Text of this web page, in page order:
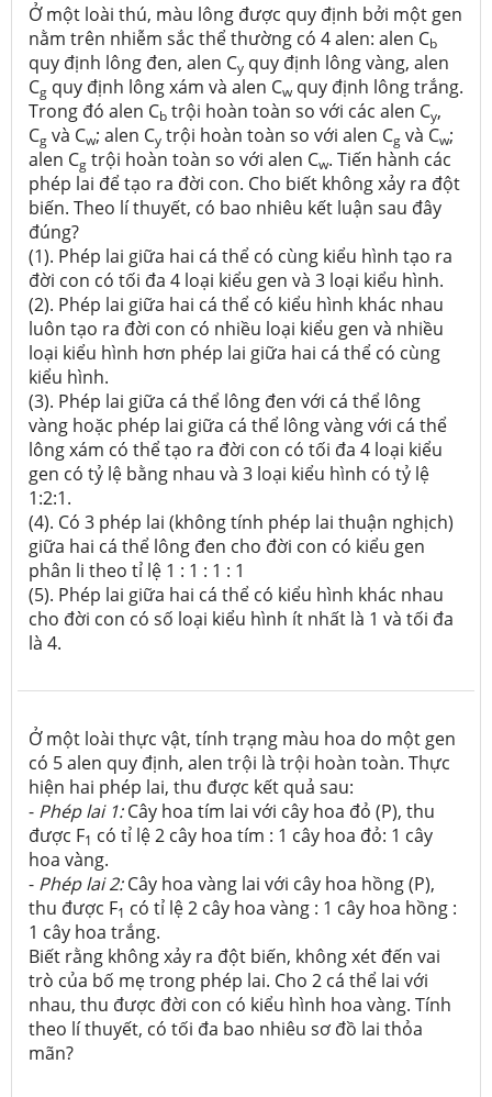
Ở một loài thú, màu lông được quy định bởi một gen
nằm trên nhiễm sắc thể thường có 4 alen: alen Cb
quy định lông đen, alen Cy quy định lông vàng, alen
Cg quy định lông xám và alen Cw quy định lông trắng.
Trong đó alen Cb trội hoàn toàn so với các alen Cy,
Cg và Cw; alen Cy trội hoàn toàn so với alen Cg và Cw;
alen Cg trội hoàn toàn so với alen Cw. Tiến hành các
phép lai để tạo ra đời con. Cho biết không xảy ra đột
biến. Theo lí thuyết, có bao nhiêu kết luận sau đây
đúng?
(1). Phép lai giữa hai cá thể có cùng kiểu hình tạo ra
đời con có tối đa 4 loại kiểu gen và 3 loại kiểu hình.
(2). Phép lai giữa hai cá thể có kiểu hình khác nhau
luôn tạo ra đời con có nhiều loại kiểu gen và nhiều
loại kiểu hình hơn phép lai giữa hai cá thể có cùng
kiểu hình.
(3). Phép lai giữa cá thể lông đen với cá thể lông
vàng hoặc phép lai giữa cá thể lông vàng với cá thể
lông xám có thể tạo ra đời con có tối đa 4 loại kiểu
gen có tỷ lệ bằng nhau và 3 loại kiểu hình có tỷ lệ
1:2:1.
(4). Có 3 phép lai (không tính phép lai thuận nghịch)
giữa hai cá thể lông đen cho đời con có kiểu gen
phân li theo tỉ lệ 1 : 1 : 1 : 1
(5). Phép lai giữa hai cá thể có kiểu hình khác nhau
cho đời con có số loại kiểu hình ít nhất là 1 và tối đa
là 4.
Ở một loài thực vật, tính trạng màu hoa do một gen
có 5 alen quy định, alen trội là trội hoàn toàn. Thực
hiện hai phép lai, thu được kết quả sau:
- Phép lai 1:Cây hoa tím lai với cây hoa đỏ (P), thu
được F1 có tỉ lệ 2 cây hoa tím : 1 cây hoa đỏ: 1 cây
hoa vàng.
- Phép lai 2:Cây hoa vàng lai với cây hoa hồng (P),
thu được F1 có tỉ lệ 2 cây hoa vàng : 1 cây hoa hồng :
1 cây hoa trắng.
Biết rằng không xảy ra đột biến, không xét đến vai
trò của bố mẹ trong phép lai. Cho 2 cá thể lai với
nhau, thu được đời con có kiểu hình hoa vàng. Tính
theo lí thuyết, có tối đa bao nhiêu sơ đồ lai thỏa
mãn?